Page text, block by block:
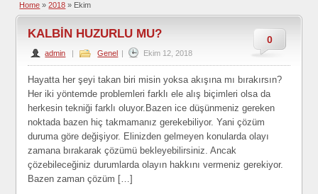
Home » 2018 » Ekim
0
KALBİN HUZURLU MU?
admin | Genel | Ekim 12, 2018
Hayatta her şeyi takan biri misin yoksa akışına mı bırakırsın?
Her iki yöntemde problemleri farklı ele alış biçimleri olsa da
herkesin tekniği farklı oluyor.Bazen ice düşünmeniz gereken
noktada bazen hiç takmamanız gerekebiliyor. Yani çözüm
duruma göre değişiyor. Elinizden gelmeyen konularda olayı
zamana bırakarak çözümü bekleyebilirsiniz. Ancak
çözebileceğiniz durumlarda olayın hakkını vermeniz gerekiyor.
Bazen zaman çözüm […]